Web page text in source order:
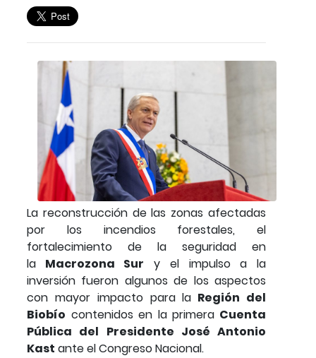
La reconstrucción de las zonas afectadas
por los incendios forestales, el
fortalecimiento de la seguridad en
la Macrozona Sur y el impulso a la
inversión fueron algunos de los aspectos
con mayor impacto para la Región del
Biobío contenidos en la primera Cuenta
Pública del Presidente José Antonio
Kast ante el Congreso Nacional.